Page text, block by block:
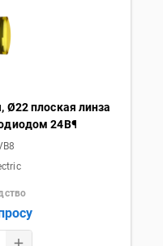
Ø22 плоская линза
24В¶